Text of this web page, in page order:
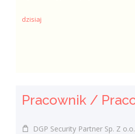
dzisiaj
DGP Security Partner Sp. Z o.o.